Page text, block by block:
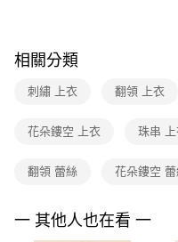
【「AFTEE先享後付」結帳流程】
結帳頁面，進行簡訊認證並確認
３．收到繳費通知簡訊後14天
購買商品的店家。未經商家同意
※ 交易是否成功請以「AFTEE
是否繳費成功／繳費後需取消欲
每筆NT$90，滿NT$3,600(含
付款後全家FamilyMart取貨
每筆NT$90，滿NT$3,600(
付款後7-11取貨
相關分類
刺繡 上衣 翻領 上衣
花朵鏤空 上衣 珠串
翻領 蕾絲 花朵鏤空
一 其他人也在看 一